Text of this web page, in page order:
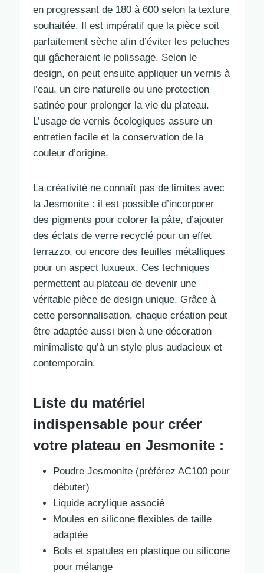
en progressant de 180 à 600 selon la texture
souhaitée. Il est impératif que la pièce soit
parfaitement sèche afin d’éviter les peluches
qui gâcheraient le polissage. Selon le
design, on peut ensuite appliquer un vernis à
l’eau, un cire naturelle ou une protection
satinée pour prolonger la vie du plateau.
L’usage de vernis écologiques assure un
entretien facile et la conservation de la
couleur d’origine.
La créativité ne connaît pas de limites avec
la Jesmonite : il est possible d’incorporer
des pigments pour colorer la pâte, d’ajouter
des éclats de verre recyclé pour un effet
terrazzo, ou encore des feuilles métalliques
pour un aspect luxueux. Ces techniques
permettent au plateau de devenir une
véritable pièce de design unique. Grâce à
cette personnalisation, chaque création peut
être adaptée aussi bien à une décoration
minimaliste qu’à un style plus audacieux et
contemporain.
Liste du matériel
indispensable pour créer
votre plateau en Jesmonite :
Poudre Jesmonite (préférez AC100 pour
débuter)
Liquide acrylique associé
Moules en silicone flexibles de taille
adaptée
Bols et spatules en plastique ou silicone
pour mélange